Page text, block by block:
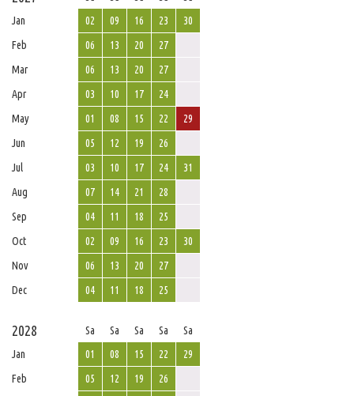
Jan
02 09 16 23
30
Feb
06 13 20
27
Mar
06 13 20
27
Apr
03 10 17
24
May
01 08 15 22
29
Jun
05 12 19
26
Jul
03 10 17 24
31
Aug
07 14 21
28
Sep
04 11 18
25
Oct
02 09 16 23
30
Nov
06 13 20
27
Dec
04 11 18 25
2028 Sa Sa Sa Sa
Sa
Jan
01 08 15 22
29
Feb
05 12 19
26